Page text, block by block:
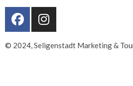
© 2024, Seligenstadt Marketing &